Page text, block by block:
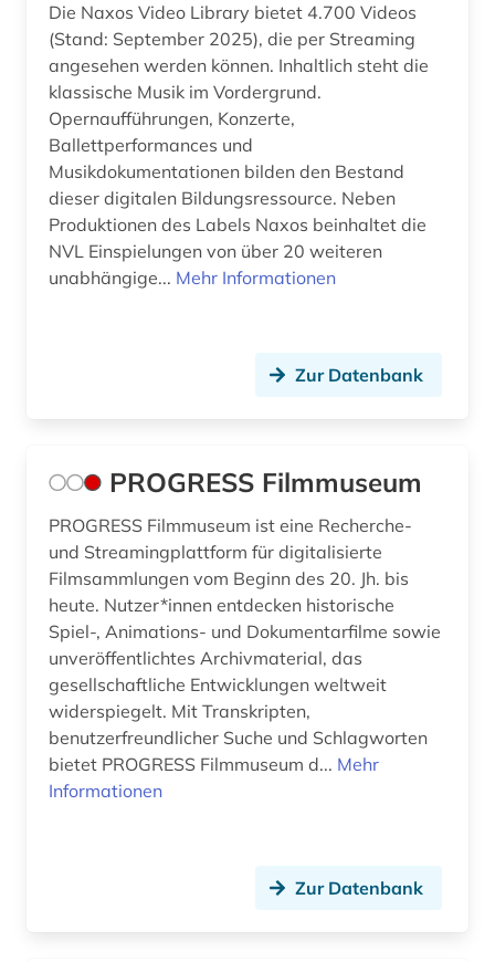
Die Naxos Video Library bietet 4.700 Videos
(Stand: September 2025), die per Streaming
angesehen werden können. Inhaltlich steht die
klassische Musik im Vordergrund.
Opernaufführungen, Konzerte,
Ballettperformances und
Musikdokumentationen bilden den Bestand
dieser digitalen Bildungsressource. Neben
Produktionen des Labels Naxos beinhaltet die
NVL Einspielungen von über 20 weiteren
unabhängige... Mehr Informationen
Zur Datenbank
PROGRESS Filmmuseum
PROGRESS Filmmuseum ist eine Recherche-
und Streamingplattform für digitalisierte
Filmsammlungen vom Beginn des 20. Jh. bis
heute. Nutzer*innen entdecken historische
Spiel-, Animations- und Dokumentarfilme sowie
unveröffentlichtes Archivmaterial, das
gesellschaftliche Entwicklungen weltweit
widerspiegelt. Mit Transkripten,
benutzerfreundlicher Suche und Schlagworten
bietet PROGRESS Filmmuseum d... Mehr
Informationen
Zur Datenbank